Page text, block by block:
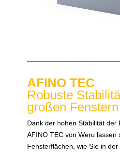
AFINO TEC
Robuste
großen Fenstern
Dank der hohen Stabilität der
AFINO TEC von Weru lassen
Fensterflächen, wie Sie in